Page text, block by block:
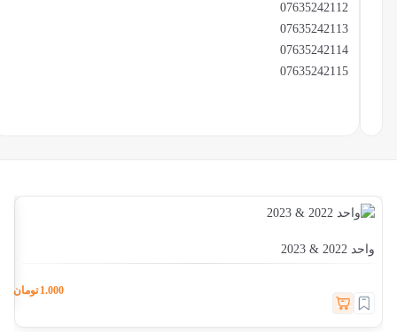
07635242112
07635242113
07635242114
07635242115
واحد 2022 & 2023
1.000